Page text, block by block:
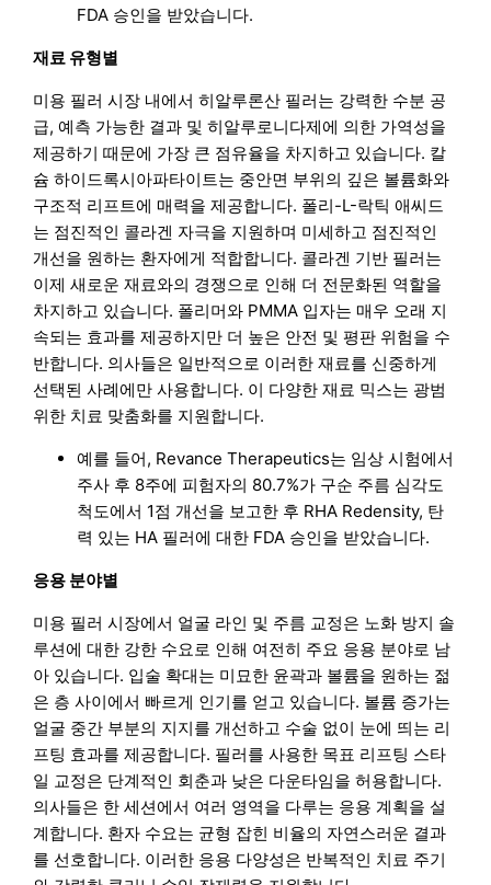
FDA 승인을 받았습니다.
재료 유형별
미용 필러 시장 내에서 히알루론산 필러는 강력한 수분 공
급, 예측 가능한 결과 및 히알루로니다제에 의한 가역성을
제공하기 때문에 가장 큰 점유율을 차지하고 있습니다. 칼
슘 하이드록시아파타이트는 중안면 부위의 깊은 볼륨화와
구조적 리프트에 매력을 제공합니다. 폴리-L-락틱 애씨드
는 점진적인 콜라겐 자극을 지원하며 미세하고 점진적인
개선을 원하는 환자에게 적합합니다. 콜라겐 기반 필러는
이제 새로운 재료와의 경쟁으로 인해 더 전문화된 역할을
차지하고 있습니다. 폴리머와 PMMA 입자는 매우 오래 지
속되는 효과를 제공하지만 더 높은 안전 및 평판 위험을 수
반합니다. 의사들은 일반적으로 이러한 재료를 신중하게
선택된 사례에만 사용합니다. 이 다양한 재료 믹스는 광범
위한 치료 맞춤화를 지원합니다.
예를 들어, Revance Therapeutics는 임상 시험에서
주사 후 8주에 피험자의 80.7%가 구순 주름 심각도
척도에서 1점 개선을 보고한 후 RHA Redensity, 탄
력 있는 HA 필러에 대한 FDA 승인을 받았습니다.
응용 분야별
미용 필러 시장에서 얼굴 라인 및 주름 교정은 노화 방지 솔
루션에 대한 강한 수요로 인해 여전히 주요 응용 분야로 남
아 있습니다. 입술 확대는 미묘한 윤곽과 볼륨을 원하는 젊
은 층 사이에서 빠르게 인기를 얻고 있습니다. 볼륨 증가는
얼굴 중간 부분의 지지를 개선하고 수술 없이 눈에 띄는 리
프팅 효과를 제공합니다. 필러를 사용한 목표 리프팅 스타
일 교정은 단계적인 회춘과 낮은 다운타임을 허용합니다.
의사들은 한 세션에서 여러 영역을 다루는 응용 계획을 설
계합니다. 환자 수요는 균형 잡힌 비율의 자연스러운 결과
를 선호합니다. 이러한 응용 다양성은 반복적인 치료 주기